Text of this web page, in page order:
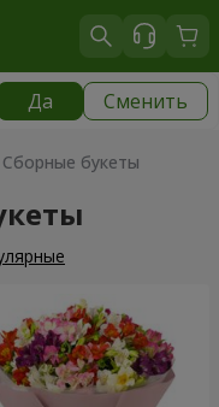
Да Сменить
букеты